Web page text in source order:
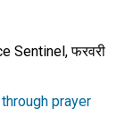
Sentinel, फरवरी
prayer